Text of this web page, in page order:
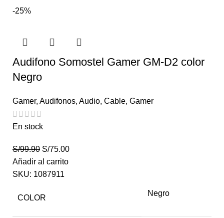
-25%
Audifono Somostel Gamer GM-D2 color
Negro
Gamer, Audifonos, Audio, Cable, Gamer
En stock
S/99.90 S/75.00
Añadir al carrito
SKU: 1087911
COLOR
Negro